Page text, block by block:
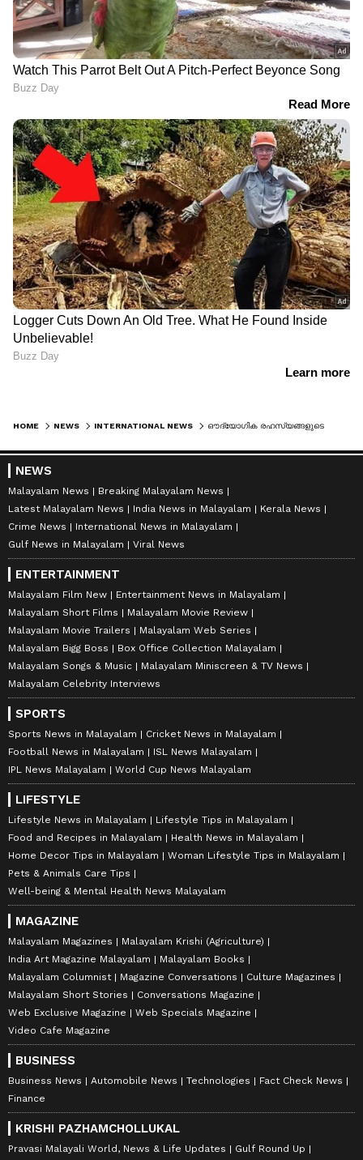
HOME NEWS INTERNATIONAL NEWS
NEWS
Malayalam News
Breaking Malayalam News
Latest Malayalam News
India News in Malayalam
Kerala News
Crime News
International News in Malayalam
Gulf News in Malayalam
Viral News
ENTERTAINMENT
Malayalam Film New
Entertainment News in Malayalam
Malayalam Short Films
Malayalam Movie Review
Malayalam Movie Trailers
Malayalam Web Series
Malayalam Bigg Boss
Box Office Collection Malayalam
Malayalam Songs & Music
Malayalam Miniscreen & TV News
Malayalam Celebrity Interviews
SPORTS
Sports News in Malayalam
Cricket News in Malayalam
Football News in Malayalam
ISL News Malayalam
IPL News Malayalam
World Cup News Malayalam
LIFESTYLE
Lifestyle News in Malayalam
Lifestyle Tips in Malayalam
Food and Recipes in Malayalam
Health News in Malayalam
Home Decor Tips in Malayalam
Woman Lifestyle Tips in Malayalam
Pets & Animals Care Tips
Well-being & Mental Health News Malayalam
MAGAZINE
Malayalam Magazines
Malayalam Krishi (Agriculture)
India Art Magazine Malayalam
Malayalam Books
Malayalam Columnist
Magazine Conversations
Culture Magazines
Malayalam Short Stories
Conversations Magazine
Web Exclusive Magazine
Web Specials Magazine
Video Cafe Magazine
BUSINESS
Business News Automobile News Technologies
Fact Check News
Finance
KRISHI PAZHAMCHOLLUKAL
Pravasi Malayali World, News & Life Updates Gulf Round Up